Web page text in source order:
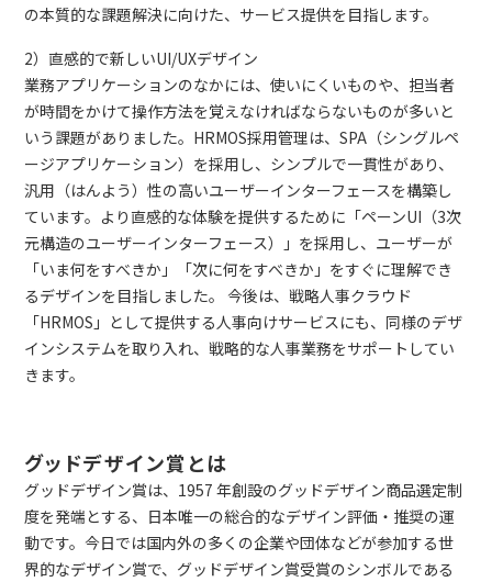
の本質的な課題解決に向けた、サービス提供を目指します。
2）直感的で新しいUI/UXデザイン
業務アプリケーションのなかには、使いにくいものや、担当者
が時間をかけて操作方法を覚えなければならないものが多いと
いう課題がありました。HRMOS採用管理は、SPA（シングルペ
ージアプリケーション）を採用し、シンプルで一貫性があり、
汎用（はんよう）性の高いユーザーインターフェースを構築し
ています。より直感的な体験を提供するために「ペーンUI（3次
元構造のユーザーインターフェース）」を採用し、ユーザーが
「いま何をすべきか」「次に何をすべきか」をすぐに理解でき
るデザインを目指しました。 今後は、戦略人事クラウド
「HRMOS」として提供する人事向けサービスにも、同様のデザ
インシステムを取り入れ、戦略的な人事業務をサポートしてい
きます。
グッドデザイン賞とは
グッドデザイン賞は、1957 年創設のグッドデザイン商品選定制
度を発端とする、日本唯一の総合的なデザイン評価・推奨の運
動です。今日では国内外の多くの企業や団体などが参加する世
界的なデザイン賞で、グッドデザイン賞受賞のシンボルである